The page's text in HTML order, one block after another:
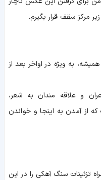
مرکز سقف قرار بگیرم.
به ویژه در اواخر بعد از
و علاقه مندان به شعر،
از آمدن به اینجا و خواندن
تزئینات سنگ آهکی را در این